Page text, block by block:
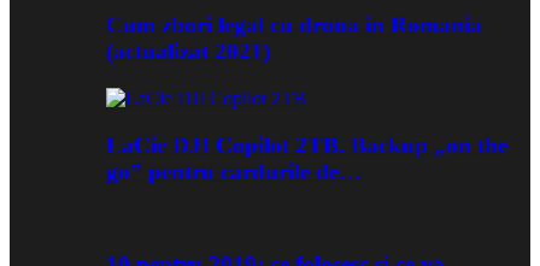
Cum zbori legal cu drona in Romania
(actualizat 2021)
LaCie DJI Copilot 2TB. Backup „on the
go” pentru cardurile de…